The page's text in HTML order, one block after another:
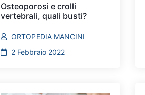
Osteoporosi e crolli
vertebrali, quali busti?
ORTOPEDIA MANCINI
2 Febbraio 2022